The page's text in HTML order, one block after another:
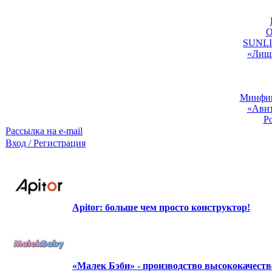
Рассылка на e-mail
Вход / Регистрация
Apitor: больше чем просто конструктор!
«Малек Бэби» - производство